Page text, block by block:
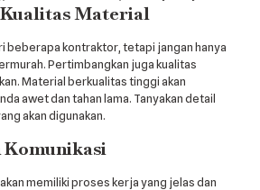
Kualitas Material
beberapa kontraktor, tetapi jangan hanya
Pertimbangkan juga kualitas
Material berkualitas tinggi akan
awet dan tahan lama. Tanyakan detail
akan digunakan.
Komunikasi
memiliki proses kerja yang jelas dan